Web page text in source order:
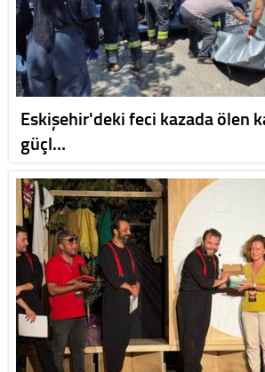
Eskişehir'deki feci kazada ölen
güçl…